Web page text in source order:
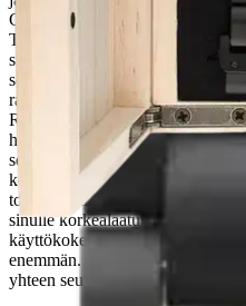
Garmin-kelloosi.
TARVITTAVA Ranneke
sisältää kaiken tarvittavan.
sekä rannekkeen
rannekkeen pituuden itsellesi
RANNEKE – PARAS
huolellisesti valittuja
sekä suomalaista koivua, jotka
kovuuden. Kuten muidenkin
toimivuutta on testattu pitkään ja
sinulle korkealaatuiset tuotteet
käyttökokemuksen. Valitse
enemmän. Tämä Havun Garmin
yhteen seuraavien kellojen kanssa: